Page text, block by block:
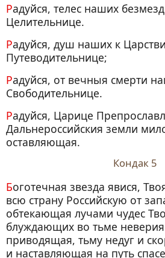
Радуйся, телес наших безмездная
Целительнице.
Радуйся, душ наших к Царствию горнему
Путеводительнице;
Радуйся, от вечныя смерти наша
Свободительнице.
Радуйся, Царице Препрославленная, пределы
Дальнероссийския земли
оставляющая.
Кондак 5
Боготечная звезда явися, Твоя, Богомати, икона,
всю страну Российскую от
обтекающая лучами чудес
блуждающих во тьме
приводящая, тьму недуг и
и наставляющая на путь